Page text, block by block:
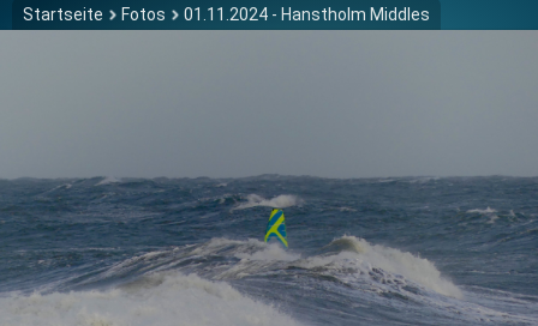
Startseite Fotos 01.11.2024 - Hanstholm Middles